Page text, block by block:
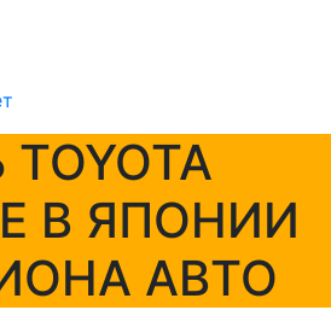
В ЯПОНИИ
АВТО